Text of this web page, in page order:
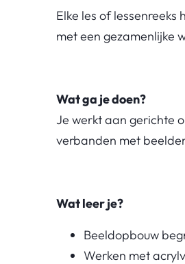
Elke les of
met een gezamenlijke
Wat ga je doen?
Je werkt aan gerichte
verbanden met
Wat leer je?
Beeldopbouw
Werken met